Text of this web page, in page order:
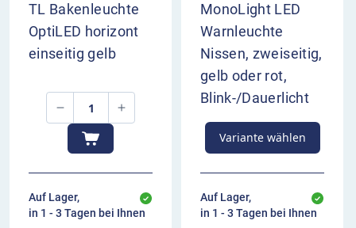
TL Bakenleuchte
OptiLED horizont
einseitig gelb
Auf Lager,
in 1 - 3 Tagen bei Ihnen
MonoLight LED
Warnleuchte
Nissen, zweiseitig,
gelb oder rot,
Blink-/Dauerlicht
Variante wählen
Auf Lager,
in 1 - 3 Tagen bei Ihnen